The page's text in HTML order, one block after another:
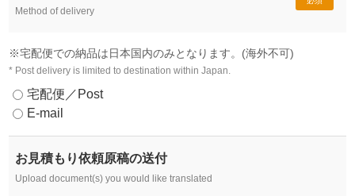
Method of delivery
※宅配便での納品は日本国内のみとなります。(海外不可)
* Post delivery is limited to destination within Japan.
宅配便／Post
E-mail
お見積もり依頼原稿の送付
Upload document(s) you would like translated